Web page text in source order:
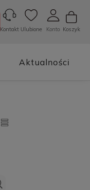
Koszyk
Konto
Ulubione
Kontakt
Aktualności